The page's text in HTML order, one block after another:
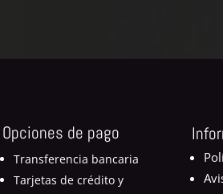
Opciones de pago
Transferencia bancaria
Tarjetas de crédito y